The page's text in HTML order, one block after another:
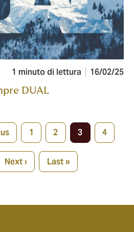
1 minuto di lettura 16/02/25
DUAL
Page
1 Page
2 Current
page
3 Page
4
Next
page
Next › Last
page
Last »